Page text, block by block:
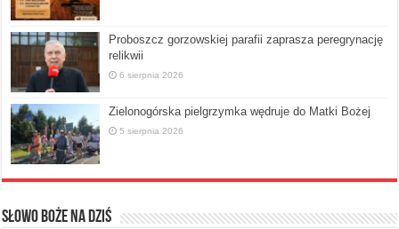
Proboszcz gorzowskiej parafii zaprasza peregrynację
relikwii
6 sierpnia 2026
Zielonogórska pielgrzymka wędruje do Matki Bożej
5 sierpnia 2026
Słowo Boże na dziś